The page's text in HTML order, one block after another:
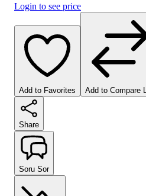
Login to see price
Add to Favorites Add to Compare
Share
Soru Sor